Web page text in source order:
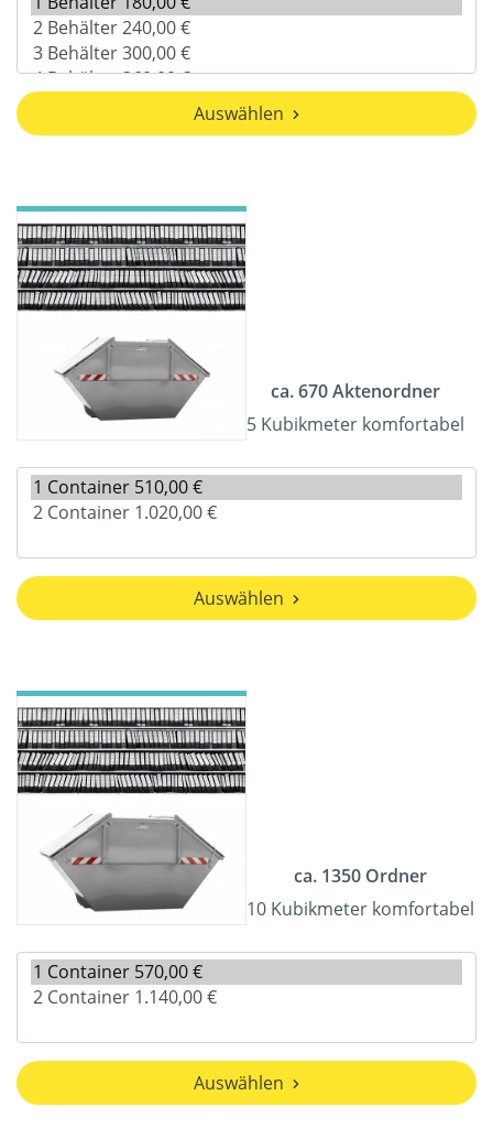
Auswählen
ca. 670 Aktenordner
5 Kubikmeter komfortabel
Auswählen
ca. 1350 Ordner
10 Kubikmeter komfortabel
Auswählen